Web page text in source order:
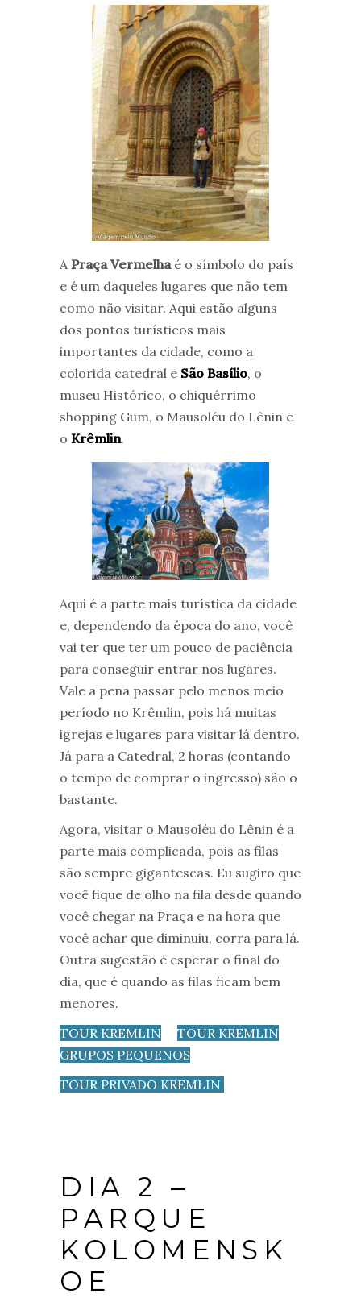
A Praça Vermelhaé o símbolo do país
e é um daqueles lugares que não tem
como não visitar. Aqui estão alguns
dos pontos turísticos mais
importantes da cidade, como a
colorida catedral e São Basílio, o
museu Histórico, o chiquérrimo
shopping Gum, o Mausoléu do Lênin e
o Krêmlin.
Aqui é a parte mais turística da cidade
e, dependendo da época do ano, você
vai ter que ter um pouco de paciência
para conseguir entrar nos lugares.
Vale a pena passar pelo menos meio
período no Krêmlin, pois há muitas
igrejas e lugares para visitar lá dentro.
Já para a Catedral, 2 horas (contando
o tempo de comprar o ingresso) são o
bastante.
Agora, visitar o Mausoléu do Lênin é a
parte mais complicada, pois as filas
são sempre gigantescas. Eu sugiro que
você fique de olho na fila desde quando
você chegar na Praça e na hora que
você achar que diminuiu, corra para lá.
Outra sugestão é esperar o final do
dia, que é quando as filas ficam bem
menores.
TOUR KREMLIN
TOUR KREMLIN
GRUPOS PEQUENOS
TOUR PRIVADO KREMLIN
DIA 2 –
PARQUE
KOLOMENSK
OE